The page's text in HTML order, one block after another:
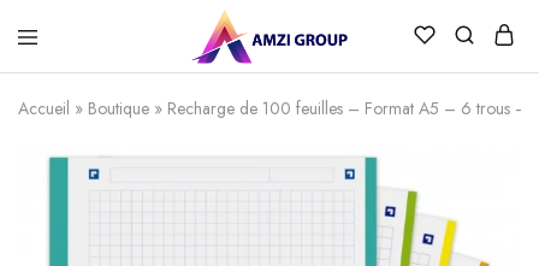
Accueil » Boutique » Recharge de 100 feuilles – Format A5 – 6 trous